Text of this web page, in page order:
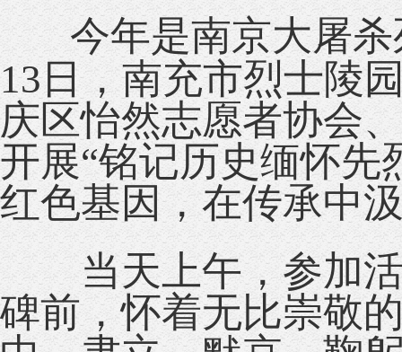
今年是南京大屠
13日，南充市烈士陵
庆区怡然志愿者协会
开展“铭记历史缅怀先
红色基因，在传承中
当天上午，参加活
碑前，怀着无比崇敬